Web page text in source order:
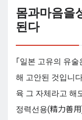
몸과마음을
된다
「일본 고유의 유
해 고안된 것입니
육 그 자체라고 해
정력선용(精力善